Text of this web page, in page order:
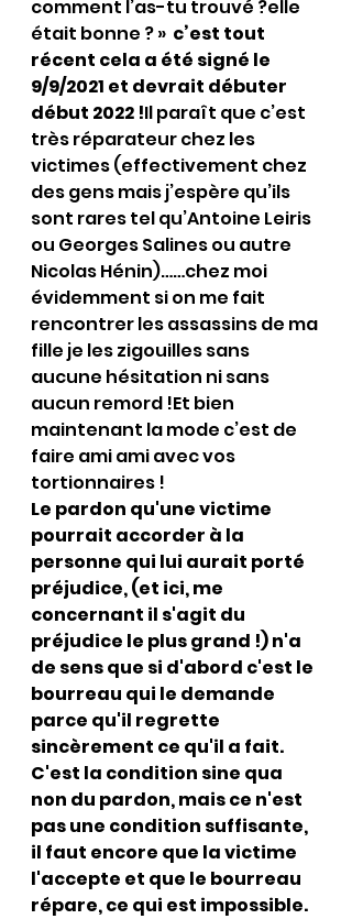
comment l’as-tu trouvé ?elle
était bonne ? » c’est tout
récent cela a été signé le
9/9/2021 et devrait débuter
début 2022 !Il paraît que c’est
très réparateur chez les
victimes (effectivement chez
des gens mais j’espère qu’ils
sont rares tel qu’Antoine Leiris
ou Georges Salines ou autre
Nicolas Hénin)……chez moi
évidemment si on me fait
rencontrer les assassins de ma
fille je les zigouilles sans
aucune hésitation ni sans
aucun remord !Et bien
maintenant la mode c’est de
faire ami ami avec vos
tortionnaires !
Le pardon qu'une victime
pourrait accorder à la
personne qui lui aurait porté
préjudice, (et ici, me
concernant il s'agit du
préjudice le plus grand !) n'a
de sens que si d'abord c'est le
bourreau qui le demande
parce qu'il regrette
sincèrement ce qu'il a fait.
C'est la condition sine qua
non du pardon, mais ce n'est
pas une condition suffisante,
il faut encore que la victime
l'accepte et que le bourreau
répare, ce qui est impossible.